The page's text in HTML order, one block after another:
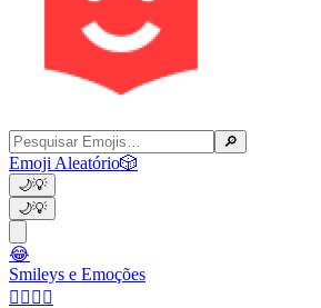
🔎
Emoji Aleatório🎲
🌙💡
🌙💡
😂
Smileys e Emoções
👩‍❤️‍💋‍👨